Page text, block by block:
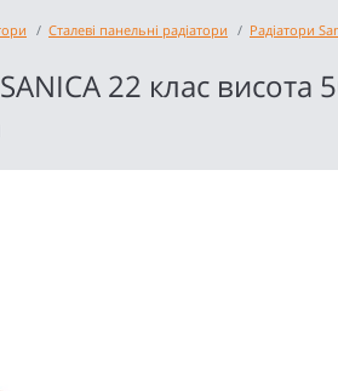
Сталеві панельні радіатори Радіатори
22 клас